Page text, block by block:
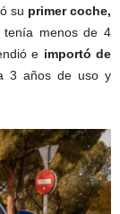
su primer coche,
tenía menos de 4
e importó de
3 años de uso y